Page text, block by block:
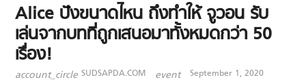
Alice ปังขนาดไหน ถึงทำให้ จูวอน รับ
เล่นจากบทที่ถูกเสนอมาทั้งหมดกว่า 50
เรื่อง!
account_circle SUDSAPDA.COM event September 1, 2020